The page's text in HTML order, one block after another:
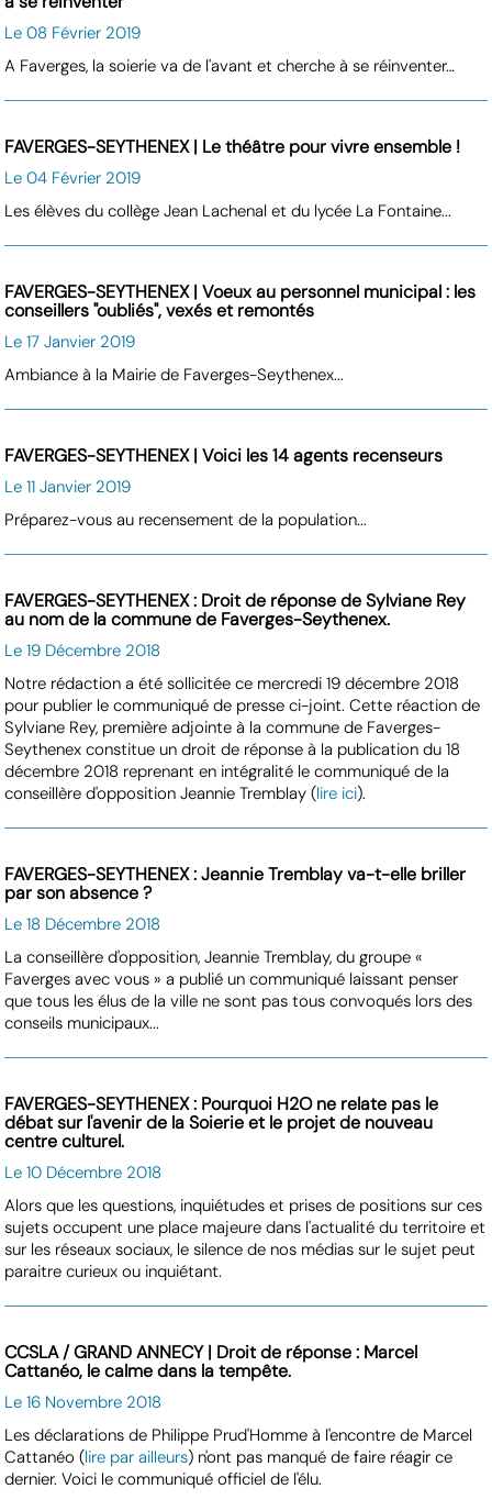
Le 08 Février 2019
A Faverges, la soierie va de l'avant et cherche à se réinventer…
FAVERGES-SEYTHENEX | Le théâtre pour vivre ensemble !
Le 04 Février 2019
Les élèves du collège Jean Lachenal et du lycée La Fontaine...
FAVERGES-SEYTHENEX | Voeux au personnel municipal : les
conseillers "oubliés", vexés et remontés
Le 17 Janvier 2019
Ambiance à la Mairie de Faverges-Seythenex...
FAVERGES-SEYTHENEX | Voici les 14 agents recenseurs
Le 11 Janvier 2019
Préparez-vous au recensement de la population...
FAVERGES-SEYTHENEX : Droit de réponse de Sylviane Rey
au nom de la commune de Faverges-Seythenex.
Le 19 Décembre 2018
Notre rédaction a été sollicitée ce mercredi 19 décembre 2018
pour publier le communiqué de presse ci-joint. Cette réaction de
Sylviane Rey, première adjointe à la commune de Faverges-
Seythenex constitue un droit de réponse à la publication du 18
décembre 2018 reprenant en intégralité le communiqué de la
conseillère d'opposition Jeannie Tremblay (lire ici).
FAVERGES-SEYTHENEX : Jeannie Tremblay va-t-elle briller
par son absence ?
Le 18 Décembre 2018
La conseillère d'opposition, Jeannie Tremblay, du groupe «
Faverges avec vous » a publié un communiqué laissant penser
que tous les élus de la ville ne sont pas tous convoqués lors des
conseils municipaux...
FAVERGES-SEYTHENEX : Pourquoi H2O ne relate pas le
débat sur l'avenir de la Soierie et le projet de nouveau
centre culturel.
Le 10 Décembre 2018
Alors que les questions, inquiétudes et prises de positions sur ces
sujets occupent une place majeure dans l'actualité du territoire et
sur les réseaux sociaux, le silence de nos médias sur le sujet peut
paraitre curieux ou inquiétant.
CCSLA / GRAND ANNECY | Droit de réponse : Marcel
Cattanéo, le calme dans la tempête.
Le 16 Novembre 2018
Les déclarations de Philippe Prud'Homme à l'encontre de Marcel
Cattanéo (lire par ailleurs) n'ont pas manqué de faire réagir ce
dernier. Voici le communiqué officiel de l'élu.